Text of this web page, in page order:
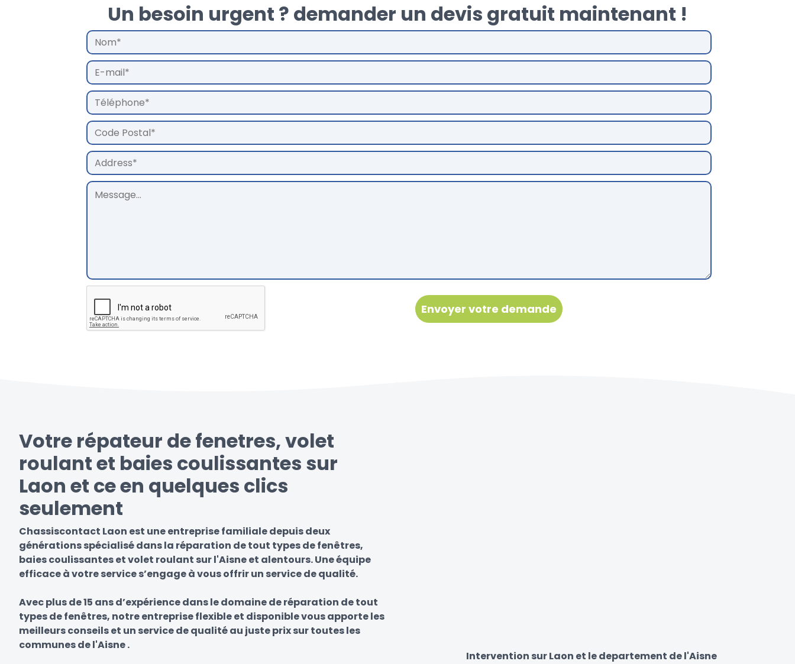
Un besoin urgent ? demander un devis gratuit maintenant !
Votre répateur de fenetres, volet
roulant et baies coulissantes sur
Laon et ce en quelques clics
seulement
Chassiscontact Laon est une entreprise familiale depuis deux
générations spécialisé dans la réparation de tout types de fenêtres,
baies coulissantes et volet roulant sur l'Aisne et alentours. Une équipe
efficace à votre service s’engage à vous offrir un service de qualité.
Avec plus de 15 ans d’expérience dans le domaine de réparation de tout
types de fenêtres, notre entreprise flexible et disponible vous apporte les
meilleurs conseils et un service de qualité au juste prix sur toutes les
communes de l'Aisne .
Intervention sur Laon et le departement de l'Aisne